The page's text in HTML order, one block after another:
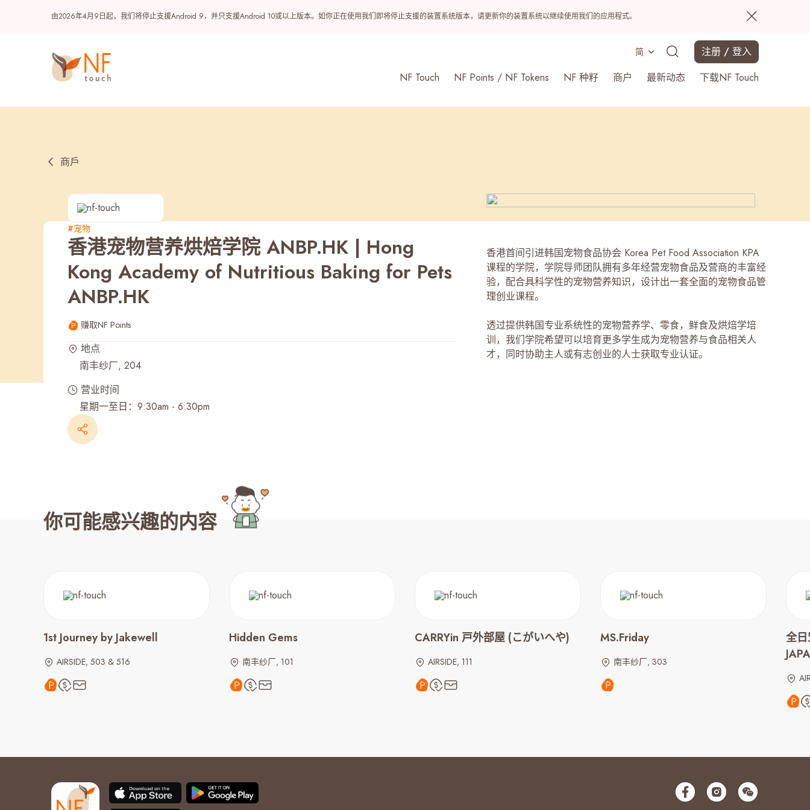
由2026年4月9日起，我们将停止支援Android 9，并只支援Android 10或以上版本。如你正在使用我们即将停止支援的装置系统版本，请更新你的装置系统以继续使用我们的应用程式。
简
注册 / 登入
NF Touch
NF Points / NF Tokens NF 种籽 商户 最新动态 下载NF Touch
热门
NF 种籽 NF Points AIRSIDE 奖赏
最近搜寻纪录
商戶
#宠物
香港宠物营养烘焙学院 ANBP.HK | Hong
Kong Academy of Nutritious Baking for Pets
ANBP.HK
赚取NF Points
地点
南丰纱厂, 204
营业时间
星期一至日：9:30am - 6:30pm
香港首间引进韩国宠物食品协会 Korea Pet Food Association KPA
课程的学院，学院导师团队拥有多年经营宠物食品及营商的丰富经
验，配合具科学性的宠物营养知识，设计出一套全面的宠物食品管
理创业课程。
透过提供韩国专业系统性的宠物营养学、零食，鲜食及烘焙学培
训，我们学院希望可以培育更多学生成为宠物营养与食品相关人
才，同时协助主人或有志创业的人士获取专业认证。
你可能感兴趣的内容
1st Journey by Jakewell
AIRSIDE, 503 & 516
Hidden Gems
南丰纱厂, 101
CARRYin 戸外部屋 (こがいへや)
AIRSIDE, 111
MS.Friday
南丰纱厂, 303
全